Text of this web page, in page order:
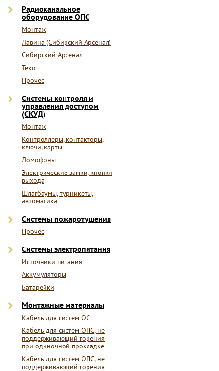
Радиоканальное
оборудование ОПС
Монтаж
Лавина (Сибирский Арсенал)
Сибирский Арсенал
Теко
Прочее
Системы контроля и
управления доступом
(СКУД)
Монтаж
Контроллеры, контакторы,
ключи, карты
Домофоны
Электрические замки, кнопки
выхода
Шлагбаумы, турникеты,
автоматика
Системы пожаротушения
Прочее
Системы электропитания
Источники питания
Аккумуляторы
Батарейки
Монтажные материалы
Кабель для систем ОС
Кабель для систем ОПС, не
поддерживающий горения
при одиночной прокладке
Кабель для систем ОПС, не
поддерживающий горения